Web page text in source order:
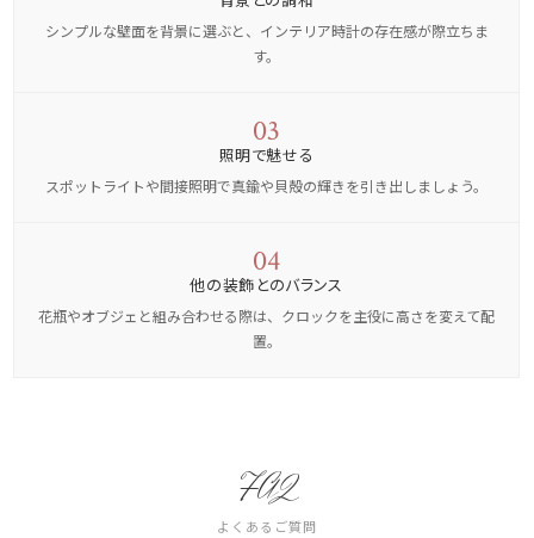
シンプルな壁面を背景に選ぶと、インテリア時計の存在感が際立ちま
す。
03
照明で魅せる
スポットライトや間接照明で真鍮や貝殻の輝きを引き出しましょう。
04
他の装飾とのバランス
花瓶やオブジェと組み合わせる際は、クロックを主役に高さを変えて配
置。
FAQ
よくあるご質問